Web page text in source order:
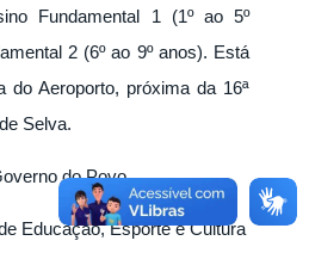
Fundamental 1 (1º ao 5º
2 (6º ao 9º anos). Está
do Aeroporto, próxima da 16ª
Selva.
do Povo
Educação, Esporte e Cultura